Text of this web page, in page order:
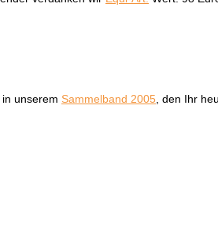
in unserem Sammelband 2005 , den Ihr